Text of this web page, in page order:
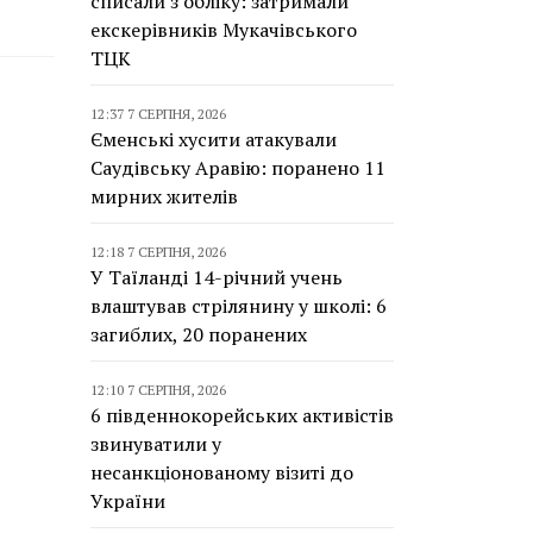
екскерівників Мукачівського
ТЦК
12:37 7 СЕРПНЯ, 2026
Єменські хусити атакували
Саудівську Аравію: поранено 11
мирних жителів
12:18 7 СЕРПНЯ, 2026
У Таїланді 14-річний учень
влаштував стрілянину у школі: 6
загиблих, 20 поранених
12:10 7 СЕРПНЯ, 2026
6 південнокорейських активістів
звинуватили у
несанкціонованому візиті до
України